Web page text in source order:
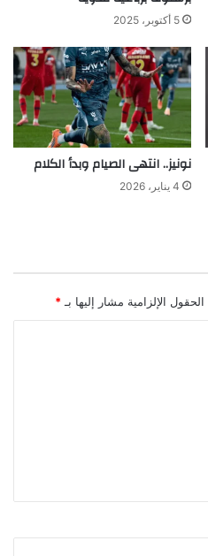
5 أكتوبر، 2025
نونيز.. انتهى الصيام وبدأ الكلام
4 يناير، 2026
الحقول الإلزامية مشار إليها بـ *